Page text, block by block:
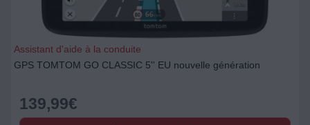
Assistant d'aide à la conduite
GPS TOMTOM GO CLASSIC 5'' EU nouvelle génération
139,99€